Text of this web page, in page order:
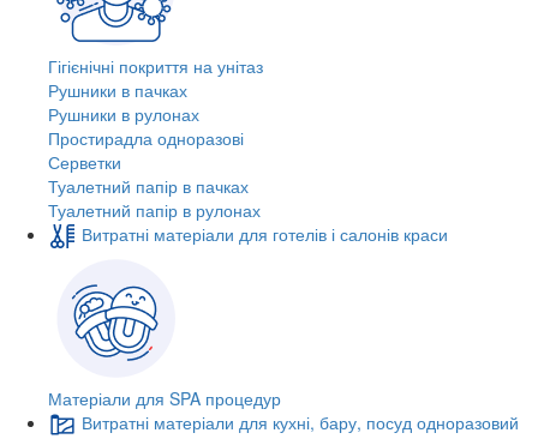
Гігієнічні покриття на унітаз
Рушники в пачках
Рушники в рулонах
Простирадла одноразові
Серветки
Туалетний папір в пачках
Туалетний папір в рулонах
Витратні матеріали для готелів і салонів краси
Матеріали для SPA процедур
Витратні матеріали для кухні, бару, посуд одноразовий